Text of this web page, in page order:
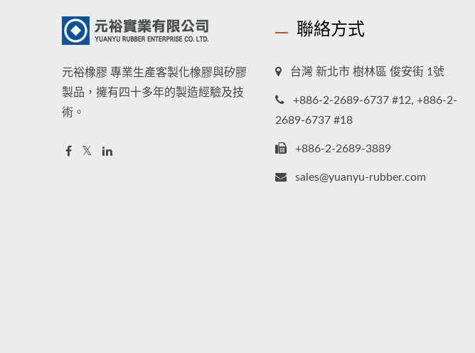
元裕橡膠 專業生產客製化橡膠與矽膠
製品，擁有四十多年的製造經驗及技
術。
聯絡方式
台灣 新北市 樹林區 俊安街 1號
+886-2-2689-6737 #12, +886-2-
2689-6737 #18
+886-2-2689-3889
sales@yuanyu-rubber.com